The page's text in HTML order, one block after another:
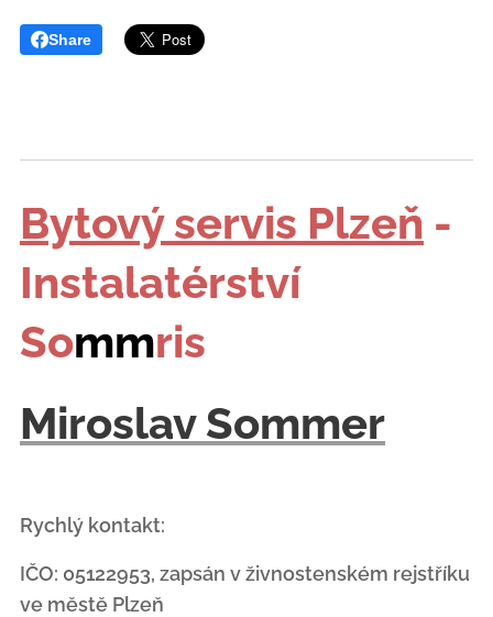
Share
Bytový servis Plzeň -
Instalatérství
Sommris
Miroslav Sommer
Rychlý kontakt:
IČO: 05122953, zapsán v živnostenském rejstříku
ve městě Plzeň